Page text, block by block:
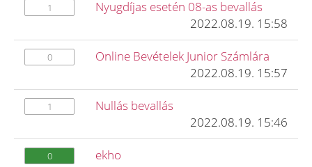
1
Nyugdíjas esetén 08-as bevallás
2022.08.19. 15:58
0
Online Bevételek Junior Számlára
2022.08.19. 15:57
1
Nullás bevallás
2022.08.19. 15:46
0
ekho